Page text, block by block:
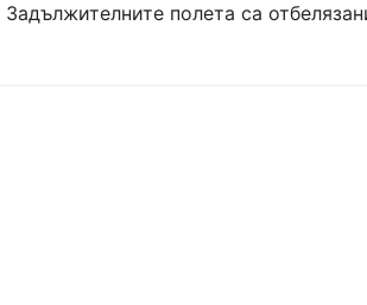
Задължителните полета са